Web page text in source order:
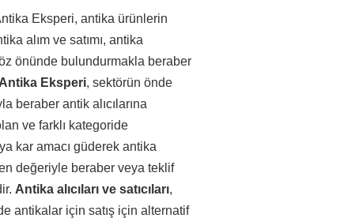
Eksperi, antika ürünlerin
alım ve satımı, antika
önünde bulundurmakla beraber
Antika Eksperi, sektörün önde
beraber antik alıcılarına
ve farklı kategoride
kar amacı güderek antika
değeriyle beraber veya teklif
Antika alıcıları ve satıcıları,
antikalar için satış için alternatif